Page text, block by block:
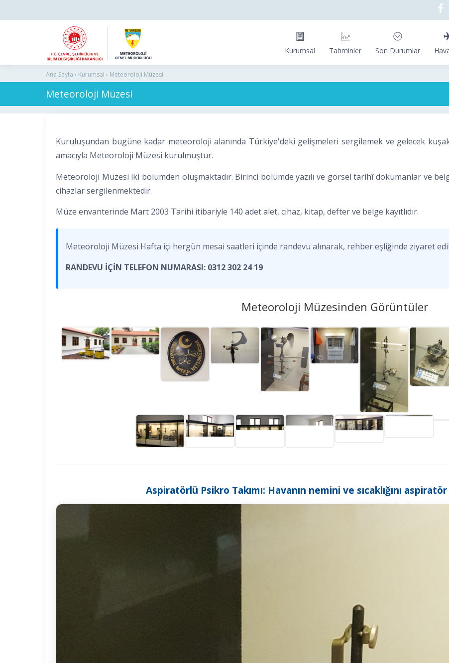
Kurumsal Tahminler Son Durumlar
Ana Sayfa › Kurumsal › Meteoroloji Müzesi
Meteoroloji Müzesi
Kuruluşundan bugüne kadar meteoroloji alanında Türkiye'deki gelişmeleri sergilemek ve gelecek
amacıyla Meteoroloji Müzesi kurulmuştur.
Meteoroloji Müzesi iki bölümden oluşmaktadır. Birinci bölümde yazılı ve görsel tarihî dokümanlar ve
cihazlar sergilenmektedir.
Müze envanterinde Mart 2003 Tarihi itibariyle 140 adet alet, cihaz, kitap, defter ve belge kayıtlıdır.
Meteoroloji Müzesi Hafta içi hergün mesai saatleri içinde randevu alınarak, rehber eşliğinde ziyaret
RANDEVU İÇİN TELEFON NUMARASI: 0312 302 24 19
Meteoroloji Müzesinden Görüntüler
Aspiratörlü Psikro Takımı: Havanın nemini ve sıcaklığını